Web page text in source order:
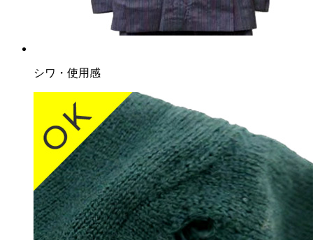
シワ・使用感